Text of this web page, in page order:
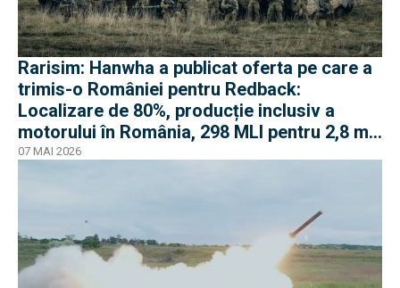
Rarisim: Hanwha a publicat oferta pe care a
trimis-o României pentru Redback:
Localizare de 80%, producție inclusiv a
motorului în România, 298 MLI pentru 2,8 mil.
euro
07 MAI 2026